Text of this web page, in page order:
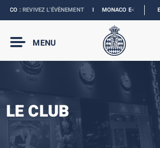
:REVIVEZ L’ÉVÈNEMENTI MONACO E-PRIX 2027 :
MENU
LE CLUB